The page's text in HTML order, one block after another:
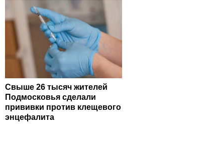
Свыше 26 тысяч жителей
Подмосковья сделали
прививки против клещевого
энцефалита